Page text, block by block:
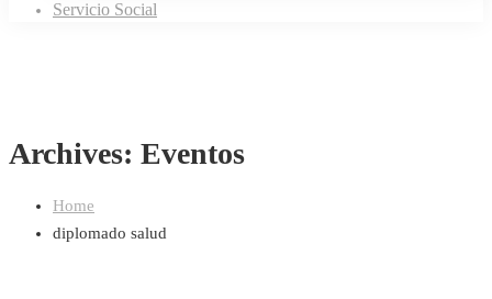
Servicio Social
Archives: Eventos
Home
diplomado salud